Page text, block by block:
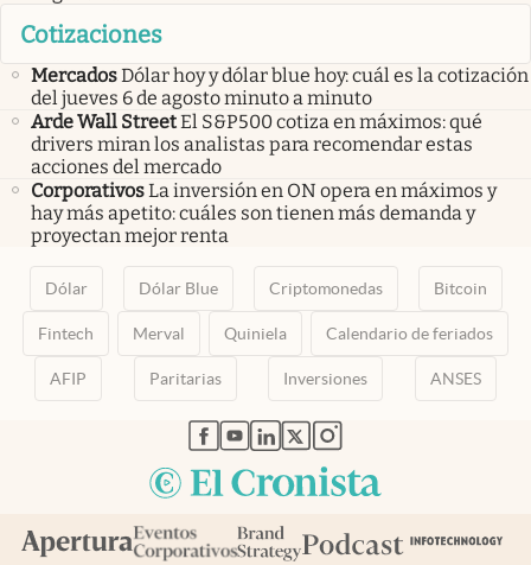
Cotizaciones
MercadosDólar hoy y dólar blue hoy: cuál es la cotización
del jueves 6 de agosto minuto a minuto
Arde Wall StreetEl S&P500 cotiza en máximos: qué
drivers miran los analistas para recomendar estas
acciones del mercado
CorporativosLa inversión en ON opera en máximos y
hay más apetito: cuáles son tienen más demanda y
proyectan mejor renta
Dólar Dólar Blue Criptomonedas Bitcoin
Fintech Merval Quiniela Calendario de feriados
AFIP Paritarias Inversiones ANSES
abre en nueva pestaña
abre en nueva pestaña
abre en nueva pestaña
abre en nueva pestaña
abre en nueva pestaña